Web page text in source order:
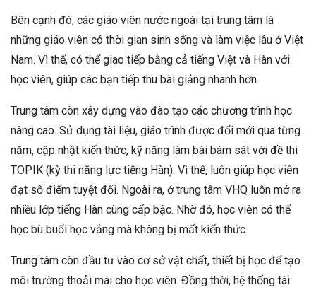
Bên cạnh đó, các giáo viên nước ngoài tại trung tâm là
những giáo viên có thời gian sinh sống và làm việc lâu ở Việt
Nam. Vì thế, có thể giao tiếp bằng cả tiếng Việt và Hàn với
học viên, giúp các bạn tiếp thu bài giảng nhanh hơn.
Trung tâm còn xây dựng vào đào tạo các chương trình học
nâng cao. Sử dụng tài liệu, giáo trình được đổi mới qua từng
năm, cập nhật kiến thức, kỹ năng làm bài bám sát với đề thi
TOPIK (kỳ thi năng lực tiếng Hàn). Vì thế, luôn giúp học viên
đạt số điểm tuyệt đối. Ngoài ra, ở trung tâm VHQ luôn mở ra
nhiều lớp tiếng Hàn cùng cấp bậc. Nhờ đó, học viên có thể
học bù buổi học vắng mà không bị mất kiến thức.
Trung tâm còn đầu tư vào cơ sở vật chất, thiết bị học để tạo
môi trường thoải mái cho học viên. Đồng thời, hệ thống tài